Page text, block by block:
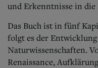
und Erkenntnisse in die
Das Buch ist in fünf
folgt es der
Naturwissenschaften.
Renaissance,